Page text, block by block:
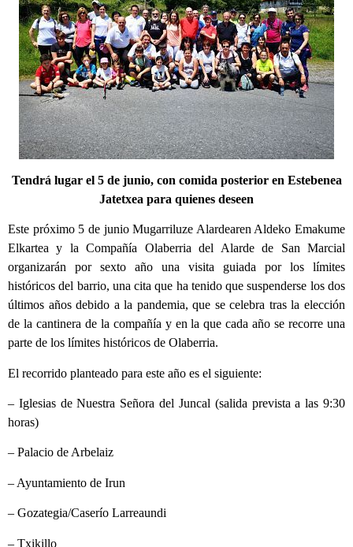
Tendrá lugar el 5 de junio, con comida posterior en Estebenea
Jatetxea para quienes deseen
Este próximo 5 de junio Mugarriluze Alardearen Aldeko Emakume
Elkartea y la Compañía Olaberria del Alarde de San Marcial
organizarán por sexto año una visita guiada por los límites
históricos del barrio, una cita que ha tenido que suspenderse los dos
últimos años debido a la pandemia, que se celebra tras la elección
de la cantinera de la compañía y en la que cada año se recorre una
parte de los límites históricos de Olaberria.
El recorrido planteado para este año es el siguiente:
– Iglesias de Nuestra Señora del Juncal (salida prevista a las 9:30
horas)
– Palacio de Arbelaiz
– Ayuntamiento de Irun
– Gozategia/Caserío Larreaundi
– Txikillo